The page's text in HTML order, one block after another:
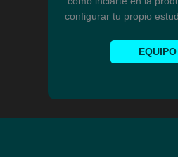
configurar tu propio
EQUIPO